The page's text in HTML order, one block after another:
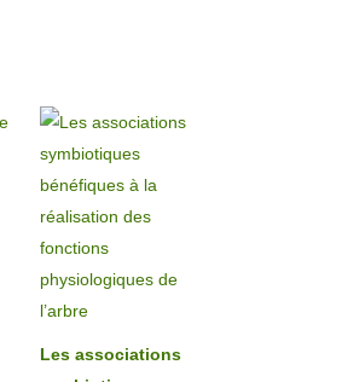
Les associations